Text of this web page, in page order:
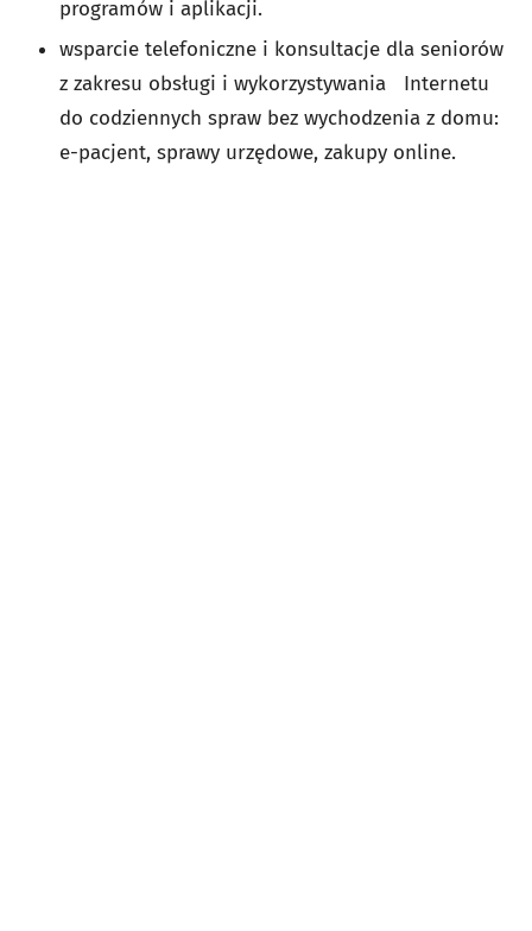
programów i aplikacji.
wsparcie telefoniczne i konsultacje dla seniorów
z zakresu obsługi i wykorzystywania Internetu
do codziennych spraw bez wychodzenia z domu:
e-pacjent, sprawy urzędowe, zakupy online.